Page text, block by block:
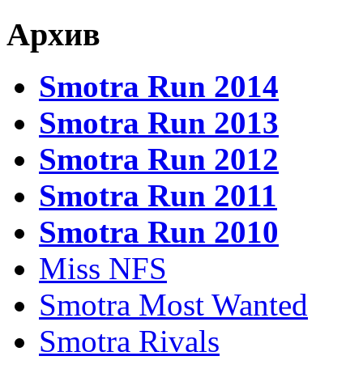
Архив
Smotra Run 2014
Smotra Run 2013
Smotra Run 2012
Smotra Run 2011
Smotra Run 2010
Miss NFS
Smotra Most Wanted
Smotra Rivals